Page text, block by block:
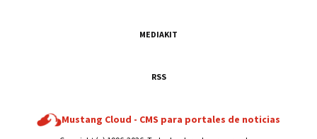
MEDIAKIT
RSS
Mustang Cloud - CMS para portales de noticias